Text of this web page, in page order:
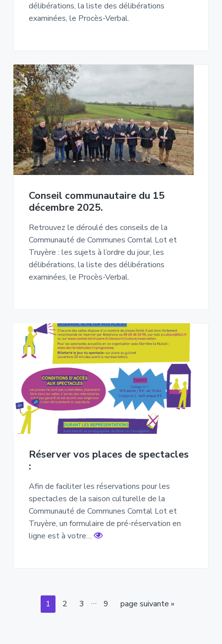
délibérations, la liste des délibérations
examinées, le Procès-Verbal.
Conseil communautaire du 15
décembre 2025.
Retrouvez le déroulé des conseils de la
Communauté de Communes Comtal Lot et
Truyère : les sujets à l’ordre du jour, les
délibérations, la liste des délibérations
examinées, le Procès-Verbal.
Réserver vos places de spectacles
:
Afin de faciliter les réservations pour les
spectacles de la saison culturelle de la
Communauté de Communes Comtal Lot et
Truyère, un formulaire de pré-réservation en
ligne est à votre…
Page
1 Page
2 Page
3
Pages
… Page
9
Aller
page suivante »